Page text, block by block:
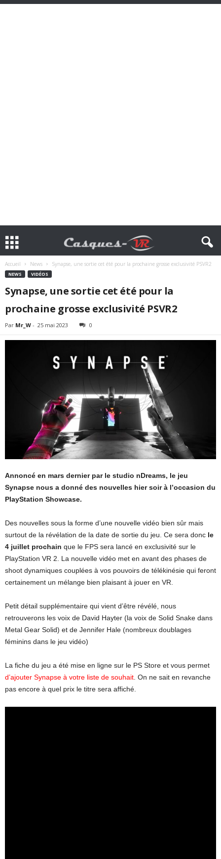
Accueil News Synapse, une sortie cet été pour la prochaine grosse exclusivité PSVR2
NEWS VIDÉOS
Synapse, une sortie cet été pour la
prochaine grosse exclusivité PSVR2
Par Mr_W - 25 mai 2023 0
Annoncé en mars dernier par le studio nDreams, le jeu
Synapse nous a donné des nouvelles hier soir à l’occasion du
PlayStation Showcase.
Des nouvelles sous la forme d’une nouvelle vidéo bien sûr mais
surtout de la révélation de la date de sortie du jeu. Ce sera donc le
4 juillet prochain que le FPS sera lancé en exclusivité sur le
PlayStation VR 2. La nouvelle vidéo met en avant des phases de
shoot dynamiques couplées à vos pouvoirs de télékinésie qui feront
certainement un mélange bien plaisant à jouer en VR.
Petit détail supplémentaire qui vient d’être révélé, nous
retrouverons les voix de David Hayter (la voix de Solid Snake dans
Metal Gear Solid) et de Jennifer Hale (nombreux doublages
féminins dans le jeu vidéo)
La fiche du jeu a été mise en ligne sur le PS Store et vous permet
d’ajouter Synapse à votre liste de souhait . On ne sait en revanche
pas encore à quel prix le titre sera affiché.